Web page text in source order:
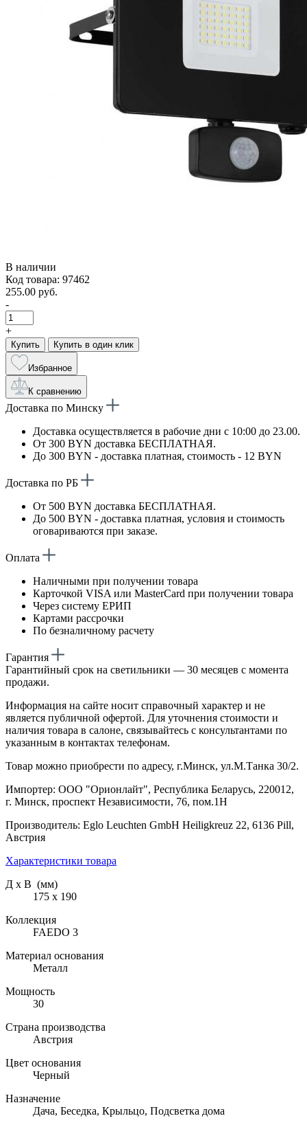
В наличии
Код товара: 97462
255.00 руб.
-
+
Купить Купить в один клик
Избранное
К сравнению
Доставка по Минску
Доставка осуществляется в рабочие дни с 10:00 до 23.00.
От 300 BYN доставка БЕСПЛАТНАЯ.
До 300 BYN - доставка платная, стоимость - 12 BYN
Доставка по РБ
От 500 BYN доставка БЕСПЛАТНАЯ.
До 500 BYN - доставка платная, условия и стоимость
оговариваются при заказе.
Оплата
Наличными при получении товара
Карточкой VISA или MasterCard при получении товара
Через систему ЕРИП
Картами рассрочки
По безналичному расчету
Гарантия
Гарантийный срок на светильники — 30 месяцев с момента
продажи.
Информация на сайте носит справочный характер и не
является публичной офертой. Для уточнения стоимости и
наличия товара в салоне, связывайтесь с консультантами по
указанным в контактах телефонам.
Товар можно приобрести по адресу, г.Минск, ул.М.Танка 30/2.
Импортер: ООО "Орионлайт", Республика Беларусь, 220012,
г. Минск, проспект Независимости, 76, пом.1Н
Производитель: Eglo Leuchten GmbH Heiligkreuz 22, 6136 Pill,
Австрия
Характеристики товара
Д х В (мм)
175 х 190
Коллекция
FAEDO 3
Материал основания
Металл
Мощность
30
Страна производства
Австрия
Цвет основания
Черный
Назначение
Дача, Беседка, Крыльцо, Подсветка дома